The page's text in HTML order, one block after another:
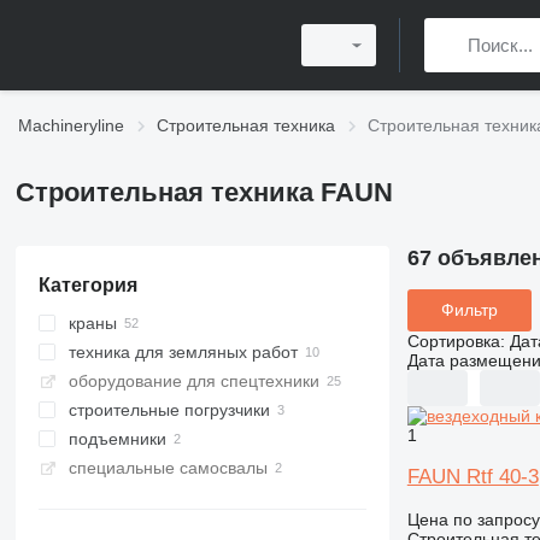
Machineryline Строительная техника Строительная
Строительная техника FAUN
Категория
краны
вездеходные краны
автокраны
быстромонтируемые башенные
техника для земляных работ
грейдеры
оборудование для спецтехники
строительные погрузчики
фронтальные погрузчики
подъемники
автовышки
специальные самосвалы
67
Фильтр
Сортировка:
Дата
1
FAUN Rtf 40-3
Цена по запросу